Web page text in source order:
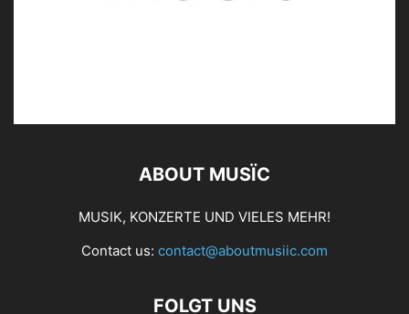
ABOUT MUSÏC
MUSIK, KONZERTE UND VIELES MEHR!
Contact us: contact@aboutmusiic.com
FOLGT UNS